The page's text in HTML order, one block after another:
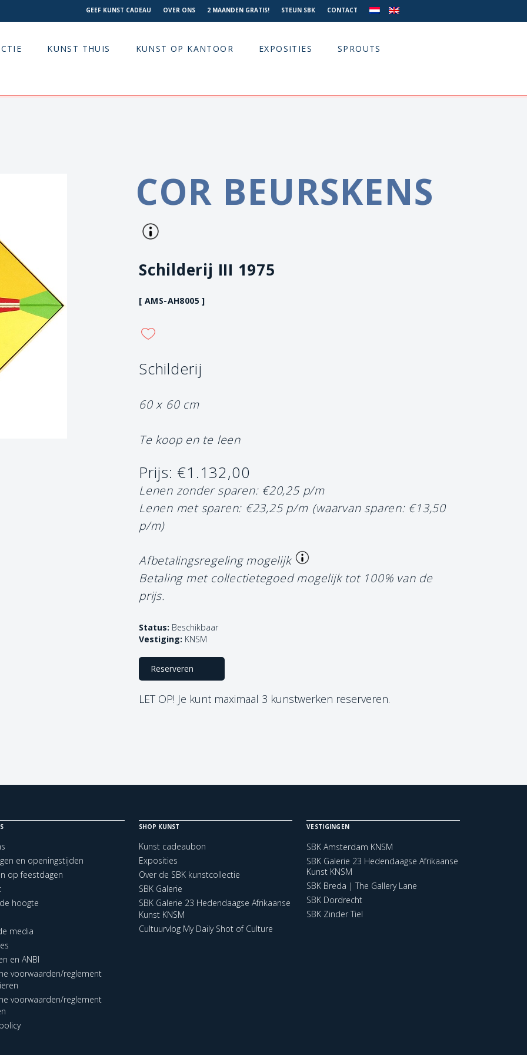
GEEF KUNST CADEAU OVER ONS 2 MAANDEN GRATIS! STEUN SBK CONTACT
KUNST THUIS KUNST OP KANTOOR EXPOSITIES SPROUTS
COR BEURSKENS
Schilderij III 1975
[ AMS-AH8005 ]
Schilderij
60 x 60 cm
Te koop en te leen
Prijs: €1.132,00
Lenen zonder sparen: €20,25 p/m
Lenen met sparen: €23,25 p/m (waarvan sparen: €13,50
p/m)
Afbetalingsregeling mogelijk
Betaling met collectietegoed mogelijk tot 100% van de
prijs.
Status: Beschikbaar
Vestiging: KNSM
Reserveren
LET OP! Je kunt maximaal 3 kunstwerken reserveren.
en openingstijden
op feestdagen
hoogte
media
en ANBI
voorwaarden/reglement
voorwaarden/reglement
SHOP KUNST
Kunst cadeaubon
Exposities
Over de SBK kunstcollectie
SBK Galerie
SBK Galerie 23 Hedendaagse Afrikaanse
Kunst KNSM
Cultuurvlog My Daily Shot of Culture
VESTIGINGEN
SBK Amsterdam KNSM
SBK Galerie 23 Hedendaagse Afrikaanse
Kunst KNSM
SBK Breda | The Gallery Lane
SBK Dordrecht
SBK Zinder Tiel